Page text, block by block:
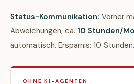
Status-Kommunikation: Vorher
Abweichungen, ca. 10 Stunden/
automatisch. Ersparnis: 10 Stunden.
OHNE KI-AGENTEN